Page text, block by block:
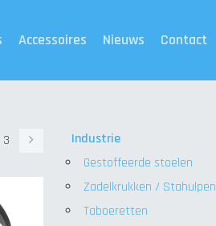
Accessoires Nieuws Contact
3 VolgendeIndustrie
Gestoffeerde stoelen
Zadelkrukken / Stahulpen
Taboeretten